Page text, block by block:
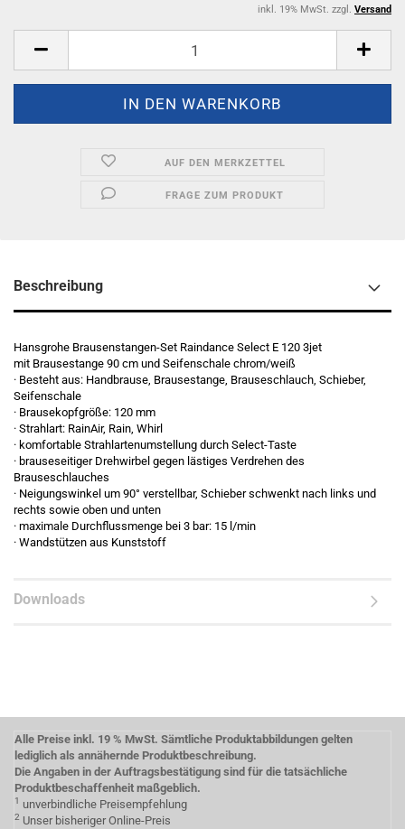
inkl. 19% MwSt. zzgl. Versand
AUF DEN MERKZETTEL
FRAGE ZUM PRODUKT
Beschreibung
Hansgrohe Brausenstangen-Set Raindance Select E 120 3jet
mit Brausestange 90 cm und Seifenschale chrom/weiß
· Besteht aus: Handbrause, Brausestange, Brauseschlauch, Schieber,
Seifenschale
· Brausekopfgröße: 120 mm
· Strahlart: RainAir, Rain, Whirl
· komfortable Strahlartenumstellung durch Select-Taste
· brauseseitiger Drehwirbel gegen lästiges Verdrehen des
Brauseschlauches
· Neigungswinkel um 90° verstellbar, Schieber schwenkt nach links und
rechts sowie oben und unten
· maximale Durchflussmenge bei 3 bar: 15 l/min
· Wandstützen aus Kunststoff
Downloads
Alle Preise inkl. 19 % MwSt. Sämtliche Produktabbildungen gelten
lediglich als annähernde Produktbeschreibung.
Die Angaben in der Auftragsbestätigung sind für die tatsächliche
Produktbeschaffenheit maßgeblich.
1 unverbindliche Preisempfehlung
2 Unser bisheriger Online-Preis